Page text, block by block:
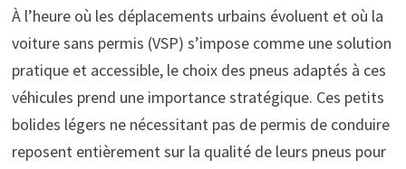
À l’heure où les déplacements urbains évoluent et où la
voiture sans permis (VSP) s’impose comme une solution
pratique et accessible, le choix des pneus adaptés à ces
véhicules prend une importance stratégique. Ces petits
bolides légers ne nécessitant pas de permis de conduire
reposent entièrement sur la qualité de leurs pneus pour